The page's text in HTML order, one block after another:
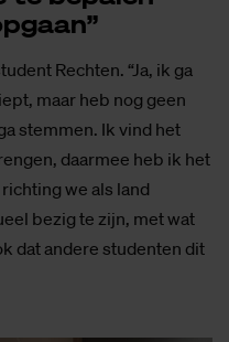
Rechten. “Ja, ik ga
maar heb nog geen
stemmen. Ik vind het
daarmee heb ik het
we als land
bezig te zijn, met wat
dat andere studenten dit